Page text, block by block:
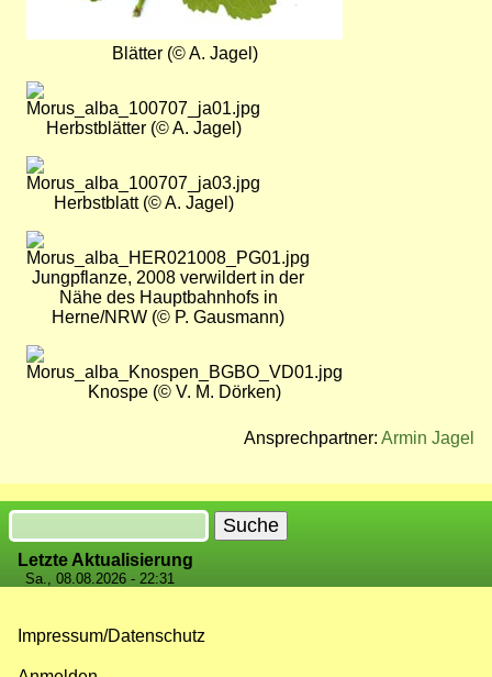
Blätter (© A. Jagel)
Bild
Herbstblätter (© A. Jagel)
Bild
Herbstblatt (© A. Jagel)
Bild
Jungpflanze, 2008 verwildert in der
Nähe des Hauptbahnhofs in
Herne/NRW (© P. Gausmann)
Bild
Knospe (© V. M. Dörken)
Ansprechpartner: Armin Jagel
Suche
Letzte Aktualisierung
Sa., 08.08.2026 - 22:31
Impressum/Datenschutz